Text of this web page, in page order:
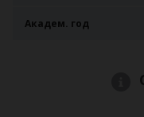
Академ. год